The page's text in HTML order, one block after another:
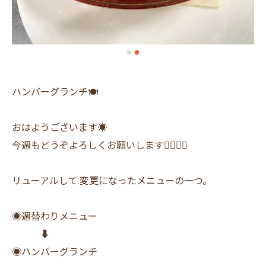
ハンバーグランチ🍽
おはようございます☀
今週もどうぞよろしくお願いします🙇‍♂️🙇‍♀️
リューアルして.変更になったメニューの一つ。
◉週替わりメニュー
⬇️
◉ハンバーグランチ